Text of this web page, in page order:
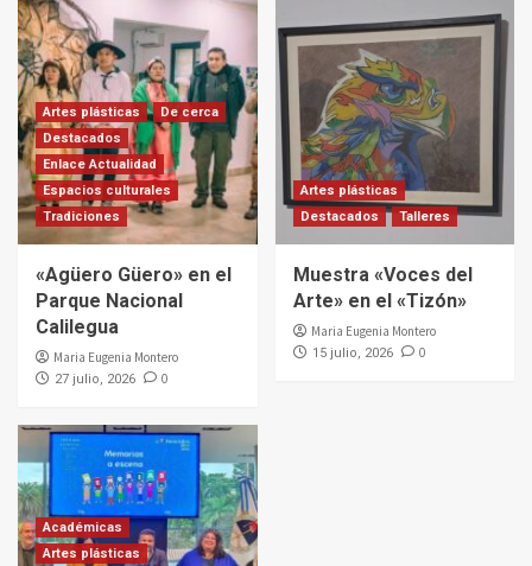
Artes plásticas
De cerca
Destacados
Enlace Actualidad
Espacios culturales
Tradiciones
«Agüero Güero» en el
Parque Nacional
Calilegua
Maria Eugenia Montero
27 julio, 2026 0
Artes plásticas
Destacados
Talleres
Muestra «Voces del
Arte» en el «Tizón»
Maria Eugenia Montero
15 julio, 2026 0
Académicas
Artes plásticas